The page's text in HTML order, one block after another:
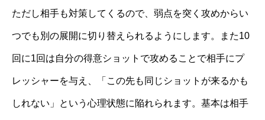
ただし相手も対策してくるので、弱点を突く攻めからい
つでも別の展開に切り替えられるようにします。また10
回に1回は自分の得意ショットで攻めることで相手にプ
レッシャーを与え、「この先も同じショットが来るかも
しれない」という心理状態に陥れられます。基本は相手